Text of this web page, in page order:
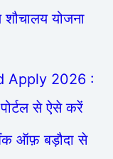
योजना
Apply 2026 :
से ऐसे करें
ऑफ़ बड़ौदा से